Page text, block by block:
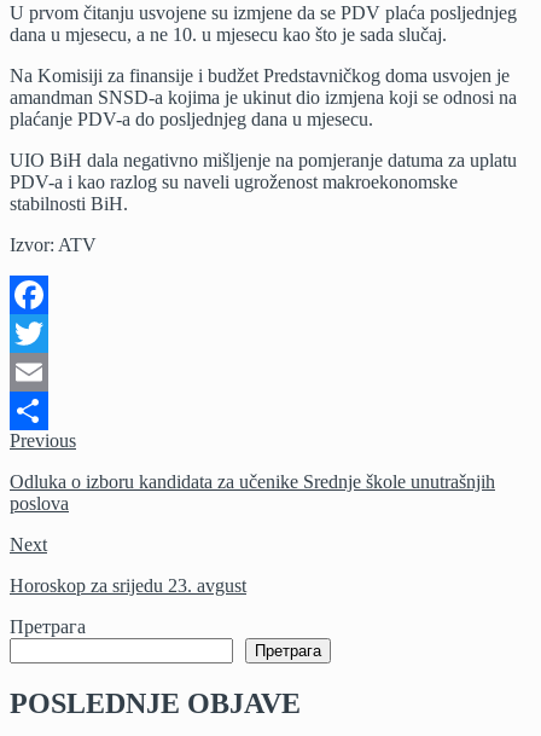
U prvom čitanju usvojene su izmjene da se PDV plaća posljednjeg
dana u mjesecu, a ne 10. u mjesecu kao što je sada slučaj.
Na Komisiji za finansije i budžet Predstavničkog doma usvojen je
amandman SNSD-a kojima je ukinut dio izmjena koji se odnosi na
plaćanje PDV-a do posljednjeg dana u mjesecu.
UIO BiH dala negativno mišljenje na pomjeranje datuma za uplatu
PDV-a i kao razlog su naveli ugroženost makroekonomske
stabilnosti BiH.
Izvor: ATV
Facebook
Twitter
Email
Share
Previous
Odluka o izboru kandidata za učenike Srednje škole unutrašnjih
poslova
Next
Horoskop za srijedu 23. avgust
Претрага
Претрага
POSLEDNJE OBJAVE